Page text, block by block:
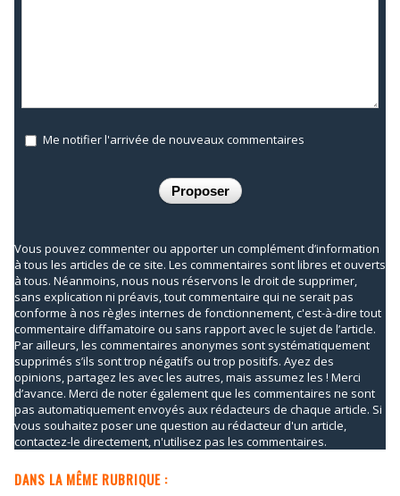
Me notifier l'arrivée de nouveaux commentaires
Vous pouvez commenter ou apporter un complément d’information
à tous les articles de ce site. Les commentaires sont libres et ouverts
à tous. Néanmoins, nous nous réservons le droit de supprimer,
sans explication ni préavis, tout commentaire qui ne serait pas
conforme à nos règles internes de fonctionnement, c'est-à-dire tout
commentaire diffamatoire ou sans rapport avec le sujet de l’article.
Par ailleurs, les commentaires anonymes sont systématiquement
supprimés s’ils sont trop négatifs ou trop positifs. Ayez des
opinions, partagez les avec les autres, mais assumez les ! Merci
d’avance. Merci de noter également que les commentaires ne sont
pas automatiquement envoyés aux rédacteurs de chaque article. Si
vous souhaitez poser une question au rédacteur d'un article,
contactez-le directement, n'utilisez pas les commentaires.
DANS LA MÊME RUBRIQUE :